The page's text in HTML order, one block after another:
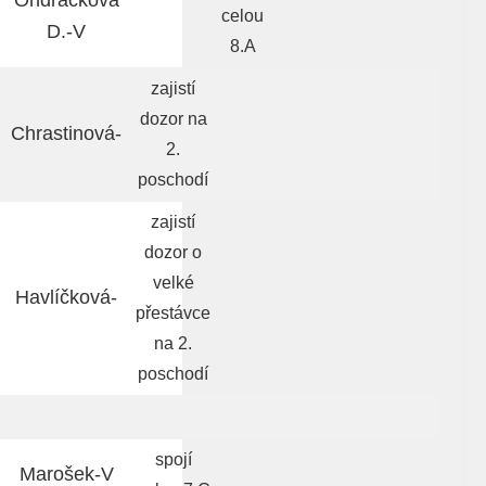
D.-V
celou
8.A
Chrastinová-
zajistí
dozor na
2.
poschodí
Havlíčková-
zajistí
dozor o
velké
přestávce
na 2.
poschodí
Marošek-V
spojí